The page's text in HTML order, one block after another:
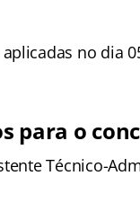
no dia
para o
Técnico-